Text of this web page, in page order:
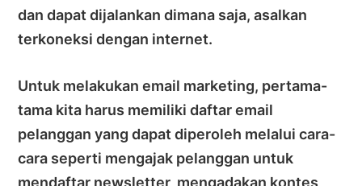
dan dapat dijalankan dimana saja, asalkan
terkoneksi dengan internet.
Untuk melakukan email marketing, pertama-
tama kita harus memiliki daftar email
pelanggan yang dapat diperoleh melalui cara-
cara seperti mengajak pelanggan untuk
mendaftar newsletter, mengadakan kontes